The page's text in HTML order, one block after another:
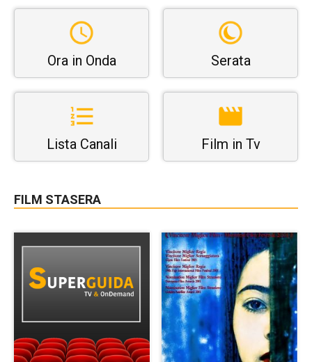
Ora in Onda Serata
Lista Canali Film in Tv
FILM STASERA